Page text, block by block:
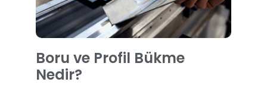
Boru ve Profil Bükme
Nedir?